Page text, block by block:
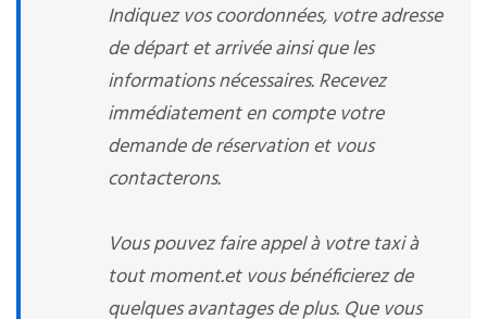
Indiquez vos coordonnées, votre adresse
de départ et arrivée ainsi que les
informations nécessaires. Recevez
immédiatement en compte votre
demande de réservation et vous
contacterons.
Vous pouvez faire appel à votre taxi à
tout moment.et vous bénéficierez de
quelques avantages de plus. Que vous